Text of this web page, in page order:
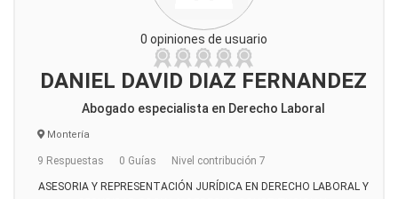
0 opiniones de usuario
DANIEL DAVID DIAZ FERNANDEZ
Abogado especialista en Derecho Laboral
Montería
9 Respuestas 0 Guías Nivel contribución 7
ASESORIA Y REPRESENTACIÓN JURÍDICA EN DERECHO LABORAL Y